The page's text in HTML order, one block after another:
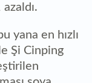
yana en hızlı
Şi Cinping